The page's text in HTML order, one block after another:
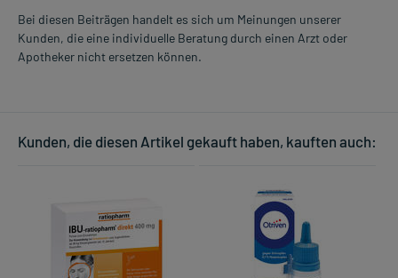
Bei diesen Beiträgen handelt es sich um Meinungen unserer
Kunden, die eine individuelle Beratung durch einen Arzt oder
Apotheker nicht ersetzen können.
Kunden, die diesen Artikel gekauft haben, kauften auch: